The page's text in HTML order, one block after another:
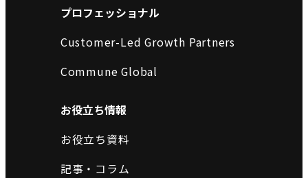
プロフェッショナル
Customer-Led Growth Partners
Commune Global
お役立ち情報
お役立ち資料
記事・コラム